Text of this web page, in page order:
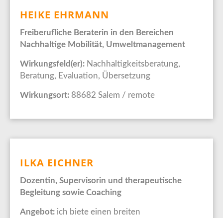
HEIKE EHRMANN
Freiberufliche Beraterin in den Bereichen
Nachhaltige Mobilität, Umweltmanagement
Wirkungsfeld(er): Nachhaltigkeitsberatung,
Beratung, Evaluation, Übersetzung
Wirkungsort: 88682 Salem / remote
ILKA EICHNER
Dozentin, Supervisorin und therapeutische
Begleitung sowie Coaching
Angebot: ich biete einen breiten